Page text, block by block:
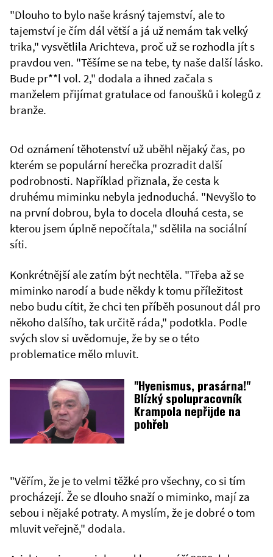
"Dlouho to bylo naše krásný tajemství, ale to
tajemství je čím dál větší a já už nemám tak velký
trika," vysvětlila Arichteva, proč už se rozhodla jít s
pravdou ven. "Těšíme se na tebe, ty naše další lásko.
Bude pr**l vol. 2," dodala a ihned začala s
manželem přijímat gratulace od fanoušků i kolegů z
branže.
Od oznámení těhotenství už uběhl nějaký čas, po
kterém se populární herečka prozradit další
podrobnosti. Například přiznala, že cesta k
druhému miminku nebyla jednoduchá. "Nevyšlo to
na první dobrou, byla to docela dlouhá cesta, se
kterou jsem úplně nepočítala," sdělila na sociální
síti.
Konkrétnější ale zatím být nechtěla. "Třeba až se
miminko narodí a bude někdy k tomu příležitost
nebo budu cítit, že chci ten příběh posunout dál pro
někoho dalšího, tak určitě ráda," podotkla. Podle
svých slov si uvědomuje, že by se o této
problematice mělo mluvit.
"Hyenismus, prasárna!"
Blízký spolupracovník
Krampola nepřijde na
pohřeb
"Věřím, že je to velmi těžké pro všechny, co si tím
procházejí. Že se dlouho snaží o miminko, mají za
sebou i nějaké potraty. A myslím, že je dobré o tom
mluvit veřejně," dodala.